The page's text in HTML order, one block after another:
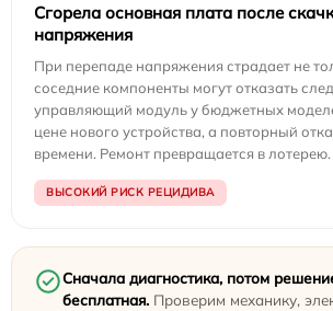
Сгорела основная плата после
напряжения
При перепаде напряжения страдает не
соседние компоненты могут отказать
управляющий модуль у бюджетных
цене нового устройства, а повторный
времени. Ремонт превращается в лотерею.
ВЫСОКИЙ РИСК РЕЦИДИВА
Сначала диагностика, потом
бесплатная. Проверим механику,